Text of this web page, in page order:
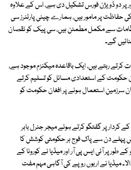
دو ڈویژن فورس تشکیل دی ہے، اس کے علاوہ
حفاظت پر مامور ہیں، ہمارے چینی پارٹنرز سی
سے مکمل مطمئن ہیں، سی پیک کو نقصان
گے۔
رہتے ہیں، ایک باقاعدہ میکنزم موجود ہے،
حکومت کے استعدادی مسائل کو تسلیم کرتے
سرزمین استعمال ہونے پر افغان حکومت کو
کردار پر گفتگو کرتے ہوئے میجر جنرل بابر
پہلے دن سے پاک فوج ہر حکومتی کوشش کا
پر آئی ایس پی آر اور میڈیا نے کورونا کے
میڈیا نے اربوں روپے کی آگاہی مہم مفت